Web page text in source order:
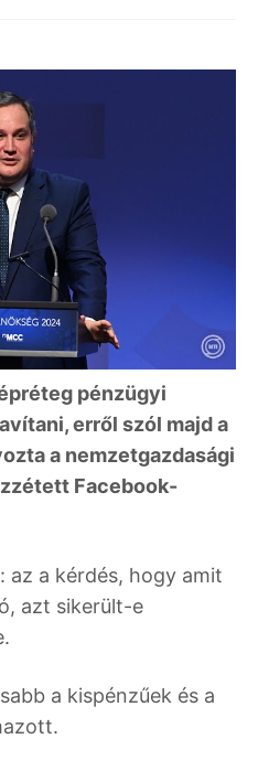
pénzügyi
erről szól majd a
a nemzetgazdasági
Facebook-
a kérdés, hogy amit
azt sikerült-e
a kispénzűek és a